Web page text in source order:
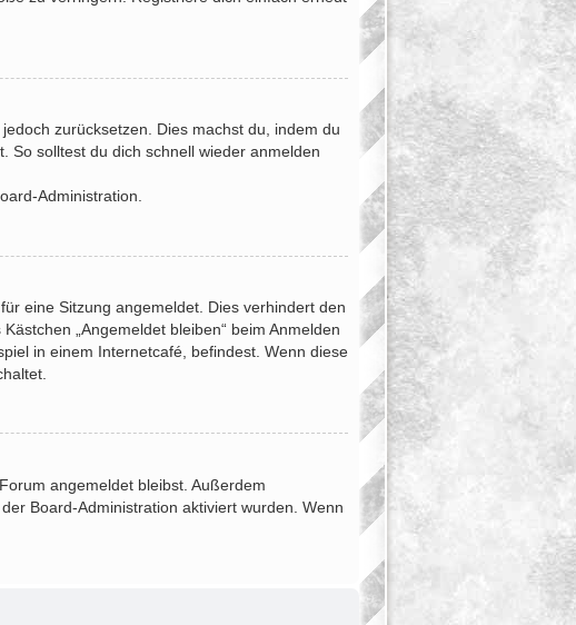
zurücksetzen. Dies machst du, indem du
So solltest du dich schnell wieder anmelden
Administration.
eine Sitzung angemeldet. Dies verhindert den
„Angemeldet bleiben“ beim Anmelden
in einem Internetcafé, befindest. Wenn diese
angemeldet bleibst. Außerdem
Board-Administration aktiviert wurden. Wenn